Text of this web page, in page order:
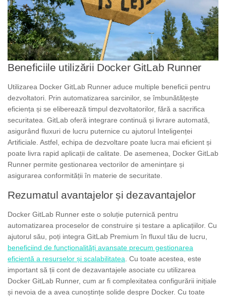
Beneficiile utilizării Docker GitLab Runner
Utilizarea Docker GitLab Runner aduce multiple beneficii pentru
dezvoltatori. Prin automatizarea sarcinilor, se îmbunătățește
eficiența și se eliberează timpul dezvoltatorilor, fără a sacrifica
securitatea. GitLab oferă integrare continuă și livrare automată,
asigurând fluxuri de lucru puternice cu ajutorul Inteligenței
Artificiale. Astfel, echipa de dezvoltare poate lucra mai eficient și
poate livra rapid aplicații de calitate. De asemenea, Docker GitLab
Runner permite gestionarea vectorilor de amenințare și
asigurarea conformității în materie de securitate.
Rezumatul avantajelor și dezavantajelor
Docker GitLab Runner este o soluție puternică pentru
automatizarea proceselor de construire și testare a aplicațiilor. Cu
ajutorul său, poți integra GitLab Premium în fluxul tău de lucru,
beneficiind de funcționalități avansate precum gestionarea
eficientă a resurselor și scalabilitatea . Cu toate acestea, este
important să ții cont de dezavantajele asociate cu utilizarea
Docker GitLab Runner, cum ar fi complexitatea configurării inițiale
și nevoia de a avea cunoștințe solide despre Docker. Cu toate